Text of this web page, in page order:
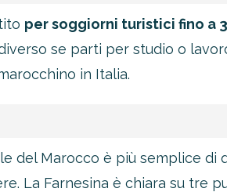
per soggiorni turistici fino a
se parti per studio o
in Italia.
del Marocco è più semplice di
La Farnesina è chiara su tre